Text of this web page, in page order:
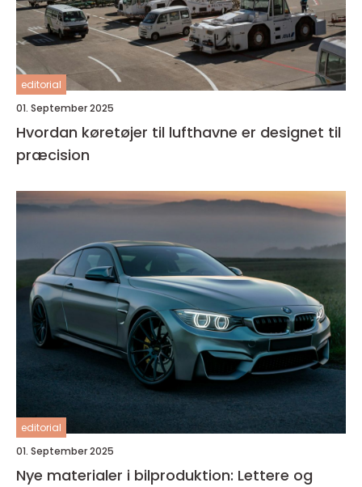
editorial
01. September 2025
Hvordan køretøjer til lufthavne er designet til
præcision
editorial
01. September 2025
Nye materialer i bilproduktion: Lettere og